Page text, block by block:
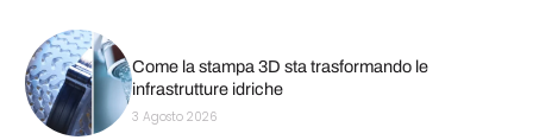
Come la stampa 3D sta trasformando le
infrastrutture idriche
3 Agosto 2026